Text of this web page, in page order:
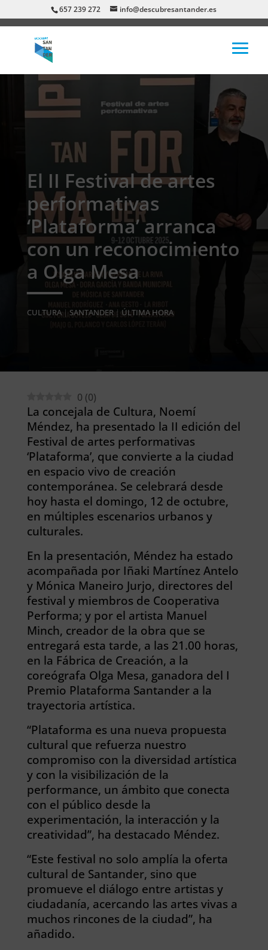
657 239 272 info@descubresantander.es
El II Festival de artes
performativas
‘Plataforma’ arranca
con un reconocimiento
a Olga Mesa
CULTURA| SANTANDER| ÚLTIMA HORA
0 (0)
La concejala de Cultura, Noemí
Méndez, ha presentado la II edición del
Festival de artes performativas
‘Plataforma’, que convierte a la ciudad
en espacio vivo de creación
contemporánea. Se celebrará desde
hoy hasta el domingo, 12 de octubre,
en múltiples escenarios urbanos y
culturales.
En la presentación, Méndez ha estado
acompañada por Iñaki Martínez Antelo
y Mónica Maneiro Jurjo, directores del
festival y miembros de Cooperativa
Performa; y por el artista Manuel
Minch, creador de la obra que se
entregará esta tarde, a las 21.00 horas,
en la Fábrica de Creación, a la
coreógrafa Olga Mesa, ganadora del I
Premio Plataforma Santander a la
trayectoria artística.
“Plataforma es una nueva propuesta
cultural que refuerza nuestro
compromiso con la diversidad artística
y con la visibilización de la
performance, un ámbito que conecta
con el público desde la
experimentación, la interacción y la
creatividad”, ha destacado Méndez.
“Este festival no solo amplía la oferta
cultural de Santander, sino que
promueve el diálogo entre artistas y
ciudadanía, acercando las artes vivas a
muchos rincones de la ciudad”, ha
añadido.